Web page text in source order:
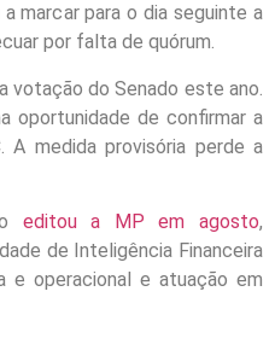
marcar para o dia seguinte a
por falta de quórum.
votação do Senado este ano.
oportunidade de confirmar a
A medida provisória perde a
editou a MP em agosto,
de Inteligência Financeira
e operacional e atuação em